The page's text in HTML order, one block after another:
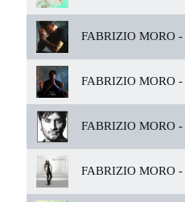
FABRIZIO MORO -
FABRIZIO MORO -
FABRIZIO MORO -
FABRIZIO MORO -